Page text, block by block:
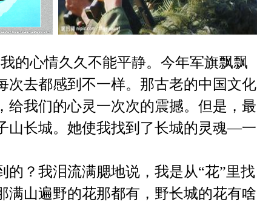
的心情久久不能平静。今年军旗飘飘
次去都感到不一样。那古老的中国文化
给我们的心灵一次次的震撼。但是，最
山长城。她使我找到了长城的灵魂—一
？我泪流满腮地说，我是从“花”里找
满山遍野的花那都有，野长城的花有啥